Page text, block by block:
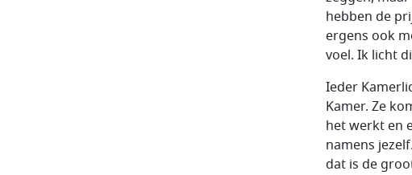
hebben de
ergens ook
voel. Ik licht
Ieder
Kamer. Ze
het werkt en
namens
dat is de